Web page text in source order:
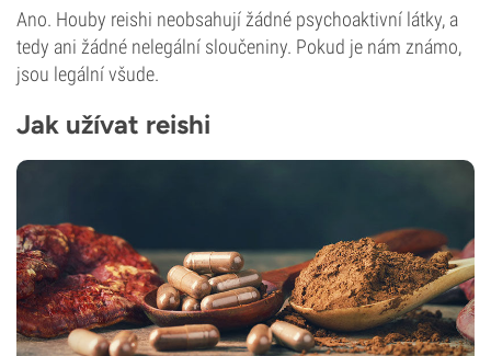
Ano. Houby reishi neobsahují žádné psychoaktivní látky, a
tedy ani žádné nelegální sloučeniny. Pokud je nám známo,
jsou legální všude.
Jak užívat reishi